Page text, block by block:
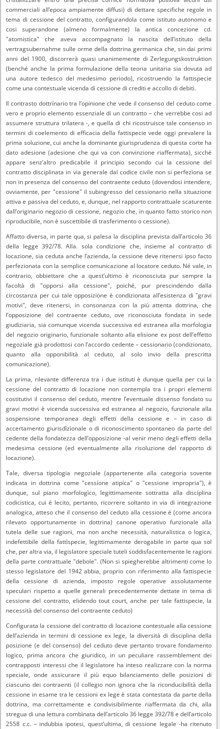
commerciali all’epoca ampiamente diffusi) di dettare specifiche regole in
tema di cessione del contratto, configurandola come istituto autonomo e
cosi superandone (almeno formalmente) la antica concezione cd.
"atomistica" che aveva accompagnato la nascita dell’istituto della
vertragsubernahme sulle orme della dottrina germanica che, sin dai primi
anni del 1900, discorrerà quasi unanimemente di Zerlegungskostruktion
(benché anche la prima formulazione della teoria unitaria sia dovuta ad
una autore tedesco del medesimo periodo), ricostruendo la fattispecie
come una contestuale vicenda di cessione di crediti e accollo di debiti.
Il contrasto dottrínario tra l’opinione che vede il consenso del ceduto come
vero e proprio elemento essenziale di un contratto – che verrebbe cosi ad
assumere struttura trilatera -, e quella di chi ricostruisce tale consenso in
termini di coelemento di efficacia della fattispecie vede oggi prevalere la
prima soluzione, cui anche la dominante giurisprudenza di questa corte ha
dato adesione (adesione che qui va con convinzione riaffermata), sicché
appare senz’altro predicabile il principio secondo cui la cessione del
contratto disciplinata in via generale dal codice civile non si perfezìona se
non in presenza del consenso del contraente ceduto (dovendosi intendere,
ovviamente, per "cessione" il subingresso del cessionario nella situazione
attiva e passiva del ceduto, e, dunque, nel rapporto contrattuale scaturente
dall’originario negozio di cessione, negozio che, in quanto fatto storico non
riproducibile, non è suscettibile di trasferimento o cessione).
Affatto diversa, in parte qua, si palesa la disciplina prevista dall’articolo 36
della legge 392/78. Alla. sola condizione che, insieme al contratto di
locazione, sia ceduta anche l’azienda, la cessione deve ritenersi ipso facto
perfezionata con la semplice comunicazione al locatore ceduto. Né vale, in
contrario, obbiettare che a quest’ultimo è riconosciuta pur sempre la
facoltà di "opporsi alla cessione", poiché, pur prescindendo dalla
circostanza per cui tale opposizione è condizionata all’esistenza di "gravi
motivi", deve ritenersi, in consonanza con la più attenta dottrina, che
l’opposizione del contraente ceduto, ove riconosciuta fondata in sede
giudiziaria, sia comunque vicenda successiva ed estranea alla morfologia
del negozio originario, funzionale soltanto alla elisione ex post dell’effetto
negoziale già prodottosi con l’accordo cedente – cessionario (condizionato,
quanto alla opponibilità al ceduto, al solo invio della prescritta
comunicazione).
La prima, rilevante differenza tra i due istituti è dunque quella per cui la
cessione del contratto di locazione non contempla tra i propri elementi
costitutivi il consenso del ceduto, mentre l’eventuale dissenso fondato su
gravi motivi è vicenda successiva ed estranea al negozio, funzionale alla
sospensione temporanea degli effetti della cessione e – in caso di
accertamento giurisdìzìonale o di riconoscimento spontaneo da parte del
cedente della fondatezza dell’opposizione -al venir meno degli effetti della
medesima cessione (ed eventualmente alla risoluzione del rapporto di
locazione).
Tale, diversa tipologia negoziale (appartenente alla categoria sovente
indicata in dottrina come "cessíone atipíca" o "cessione impropria"), è
dunque, sul piano morfologìco, legittimamente sottratta alla discíplina
codicistica, cui è lecito, pertanto, ricorrere soltanto in via di integrazione
analogica, atteso che il consenso del ceduto alla cessione é (come ancora
rilevato opportunamente in dottrina) canone operativo funzionale alla
tutela delle sue ragioni, ma non anche necessità, naturalistica o logica,
indefettibile della fattìspecie, legittimamente derogabile in parte qua sol
che, per altra via, il legislatore speciale tuteli soddisfacentemente le ragioni
della parte contrattuale "debole". (Non si spiegherebbe altrimenti come lo
stesso legislatore del 1942 abbia, proprio con riferimento alla fattispecie
della cessione di azienda, imposto regole operative assolutamente
speculari rispetto a quelle generali precedentemente dettate in tema di
cessione del contratto, elidendo tout court, anche per tale fattispecie, la
necessità del consenso del contraente ceduto)
Configurata la cessione del contratto di locazione contestuale alla cessione
dell’azìenda in termini di cessione ex lege, la diversità di disciplina della
posizione (e del consenso) del ceduto deve pertanto trovare fondamento
logico, prima ancora che giuridico, in un peculiare rassemblement dei
contrapposti interessi che il legislatore ha inteso realizzare con la norma
speciale, onde assicurare il più equo bilanciamento delle posizioni di
ciascuno dei contraenti (il collegio non ignora che la riconducibilìtà della
cessione in esame tra le cessioni ex lege è stata contestata da parte della
dottrina, ma correttamente e condivisibilmente riaffermata da chi, alla
stregua di una lettura combìnata dell’articolo 36 legge 392/78 e dell’articolo
2558 c.c. – indubbia ipotesi, quest’ultima, di cessione legale -ha ritenuto